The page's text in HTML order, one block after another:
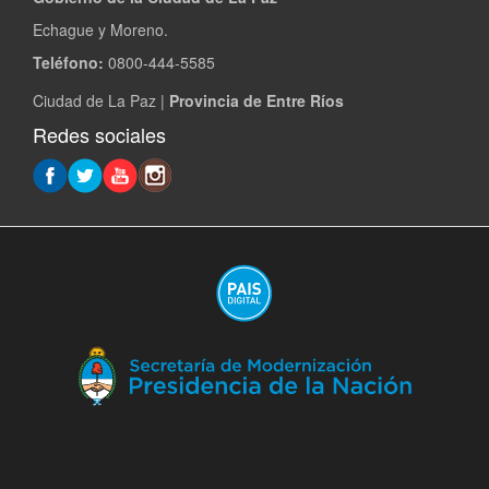
Echague y Moreno.
Teléfono: 0800-444-5585
Ciudad de La Paz | Provincia de Entre Ríos
Redes sociales